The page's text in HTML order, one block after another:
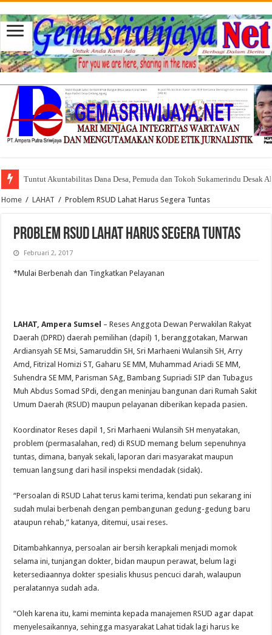
Tuntut Akuntabilitas Dana Desa, Pemuda dan Tokoh Sukamerindu Desak
Home / LAHAT / Problem RSUD Lahat Harus Segera Tuntas
Problem RSUD Lahat Harus Segera Tuntas
Februari 2, 2017
*Mulai Berbenah dan Tingkatkan Pelayanan
LAHAT, Ampera Sumsel – Reses Anggota Dewan Perwakilan Rakyat
Daerah (DPRD) daerah pemilihan (dapil) 1, beranggotakan, Marwan
Ardiansyah SE Msi, Samaruddin SH, Sri Marhaeni Wulansih SH, Arry
Amd, Fitrizal Homizi ST, Gaharu SE MM, Muhammad Ariadi SE MM,
Suhendra SE MM, Parisman SAg, Bambang Supriadi SIP dan Tubagus
Muh Abdus Somad SPdi, dengan meninjau bangunan dari Rumah Sakit
Umum Daerah (RSUD) maupun pelayanan diberikan kepada pasien.
Koordinator Reses dapil 1, Sri Marhaeni Wulansih SH menyatakan,
problem (permasalahan, red) di RSUD memang belum sepenuhnya
tuntas, dimana, banyak sekali, laporan dari masyarakat maupun
temuan langsung dari hasil inspeksi mendadak (sidak).
“Persoalan di RSUD Lahat terus kami terima, kendati pun sekarang ini
sudah mulai berbenah dengan pembangunan gedung-gedung baru
ataupun rehab,” katanya, ditemui, usai reses.
Ditambahkannya, persoalan air bersih kerapkali menjadi momok
selama ini, tunjangan dokter, bidan maupun perawat, belum lagi
ketersediaannya dokter spesialis khusus pencuci darah, walaupun
peralatannya sudah ada.
“Oleh karena itu, kami meminta kepada manajemen RSUD agar dapat
menyelesaikannya, sehingga masyarakat Lahat tidak lagi harus ke